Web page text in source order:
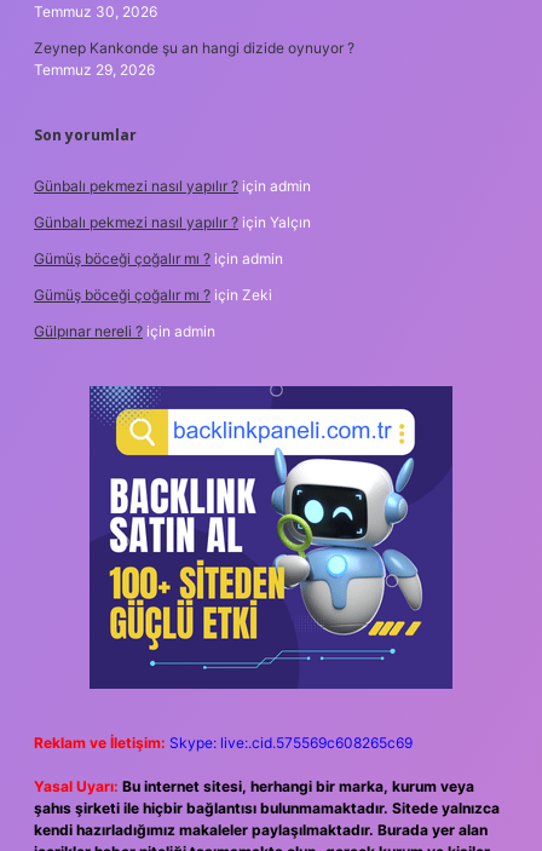
Temmuz 30, 2026
Zeynep Kankonde şu an hangi dizide oynuyor ?
Temmuz 29, 2026
Son yorumlar
Günbalı pekmezi nasıl yapılır ? için admin
Günbalı pekmezi nasıl yapılır ? için Yalçın
Gümüş böceği çoğalır mı ? için admin
Gümüş böceği çoğalır mı ? için Zeki
Gülpınar nereli ? için admin
Reklam ve İletişim: Skype: live:.cid.575569c608265c69
Yasal Uyarı: Bu internet sitesi, herhangi bir marka, kurum veya
şahıs şirketi ile hiçbir bağlantısı bulunmamaktadır. Sitede yalnızca
kendi hazırladığımız makaleler paylaşılmaktadır. Burada yer alan